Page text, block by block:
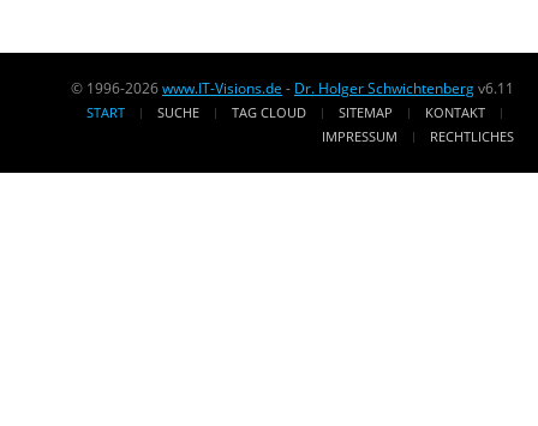
© 1996-2026www.IT-Visions.de - Dr. Holger Schwichtenbergv6.11
START SUCHE TAG CLOUD SITEMAP
KONTAKT
IMPRESSUM
RECHTLICHES